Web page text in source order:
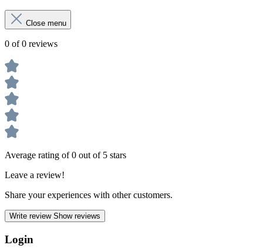
Close menu
0 of 0 reviews
Average rating of 0 out of 5 stars
Leave a review!
Share your experiences with other customers.
Write review Show reviews
Login